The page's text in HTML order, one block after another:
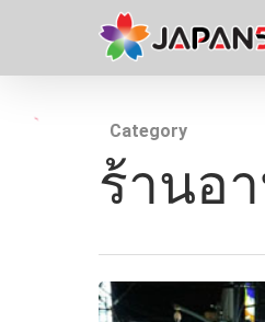
Category
ร้านอ